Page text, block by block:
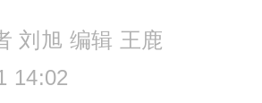
刘旭 编辑 王鹿
14:02